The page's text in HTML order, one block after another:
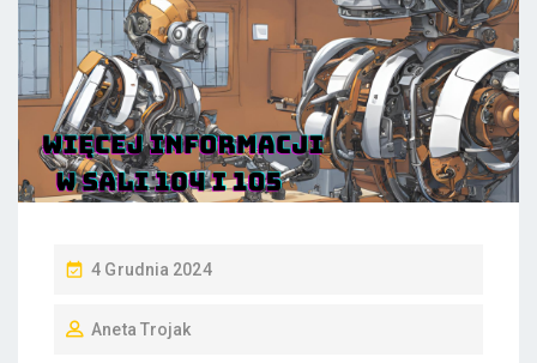
P
S
4 Grudnia 2024
Aneta Trojak